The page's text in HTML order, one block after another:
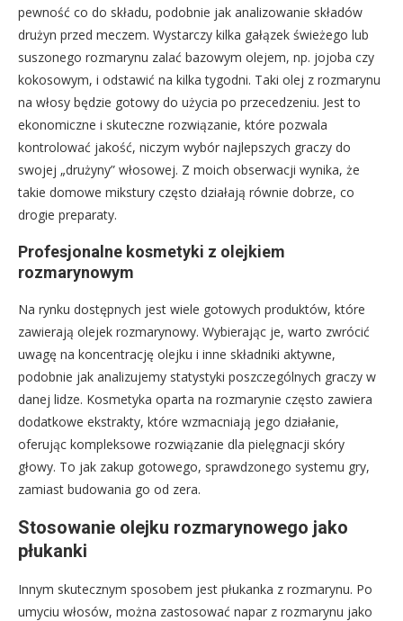
pewność co do składu, podobnie jak analizowanie składów
drużyn przed meczem. Wystarczy kilka gałązek świeżego lub
suszonego rozmarynu zalać bazowym olejem, np. jojoba czy
kokosowym, i odstawić na kilka tygodni. Taki olej z rozmarynu
na włosy będzie gotowy do użycia po przecedzeniu. Jest to
ekonomiczne i skuteczne rozwiązanie, które pozwala
kontrolować jakość, niczym wybór najlepszych graczy do
swojej „drużyny” włosowej. Z moich obserwacji wynika, że
takie domowe mikstury często działają równie dobrze, co
drogie preparaty.
Profesjonalne kosmetyki z olejkiem
rozmarynowym
Na rynku dostępnych jest wiele gotowych produktów, które
zawierają olejek rozmarynowy. Wybierając je, warto zwrócić
uwagę na koncentrację olejku i inne składniki aktywne,
podobnie jak analizujemy statystyki poszczególnych graczy w
danej lidze. Kosmetyka oparta na rozmarynie często zawiera
dodatkowe ekstrakty, które wzmacniają jego działanie,
oferując kompleksowe rozwiązanie dla pielęgnacji skóry
głowy. To jak zakup gotowego, sprawdzonego systemu gry,
zamiast budowania go od zera.
Stosowanie olejku rozmarynowego jako
płukanki
Innym skutecznym sposobem jest płukanka z rozmarynu. Po
umyciu włosów, można zastosować napar z rozmarynu jako